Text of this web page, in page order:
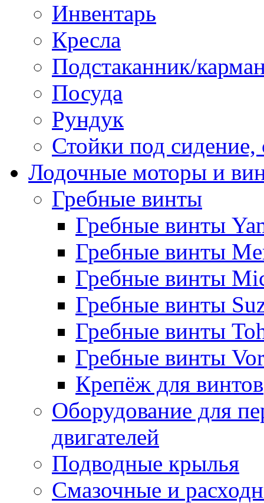
Инвентарь
Кресла
Подстаканник/
Посуда
Рундук
Стойки под
Лодочные моторы и
Гребные винты
Гребные винты
Гребные винты
Гребные винты
Гребные винты
Гребные винты
Гребные винты
Крепёж для винтов
Оборудование для
двигателей
Подводные крылья
Смазочные и